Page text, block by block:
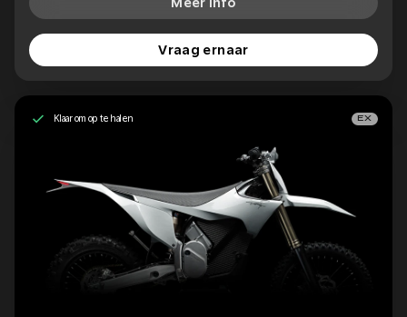
Vraag ernaar
Klaar om op te halen EX